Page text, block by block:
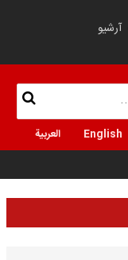
آرشیو
English العربية